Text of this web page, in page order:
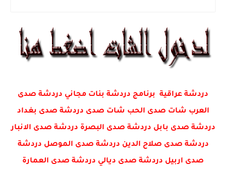
دردشة عراقية برنامج دردشة بنات مجاني دردشة صدى
العرب شات صدى الحب شات صدى دردشة صدى بغداد
دردشة صدى بابل دردشة صدى البصرة دردشة صدى الانبار
دردشة صدى صلاح الدين دردشة صدى الموصل دردشة
صدى اربيل دردشة صدى ديالي دردشة صدى العمارة